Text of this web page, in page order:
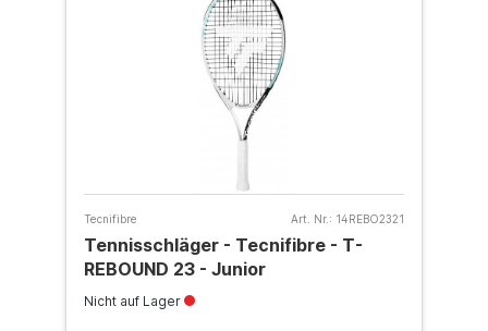
Tecnifibre Art. Nr.: 14REBO2321
Tennisschläger - Tecnifibre - T-
REBOUND 23 - Junior
Nicht auf Lager